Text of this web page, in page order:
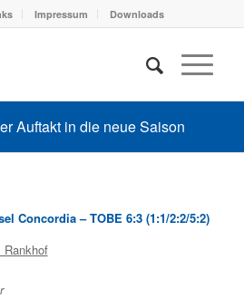
Impressum Downloads
Auftakt in die neue Saison
Concordia – TOBE 6:3 (1:1/2:2/5:2)